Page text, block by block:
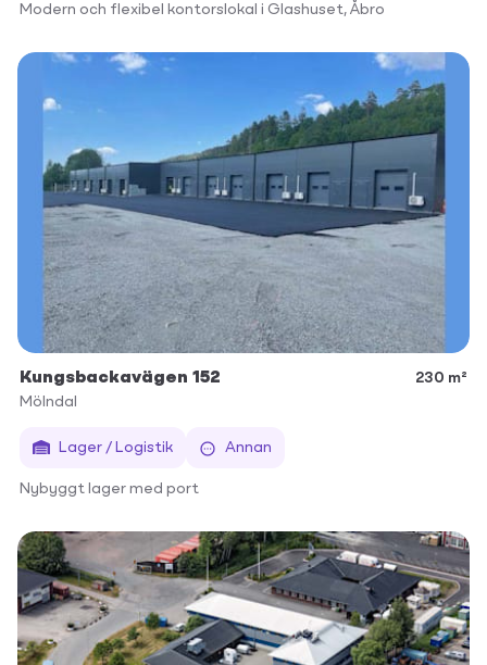
Modern och flexibel kontorslokal i Glashuset, Åbro
Kungsbackavägen 152
230 m²
Mölndal
Lager / Logistik Annan
Nybyggt lager med port